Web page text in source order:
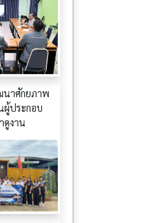
นาศักยภาพ
ผู้ประกอบ
ดูงาน